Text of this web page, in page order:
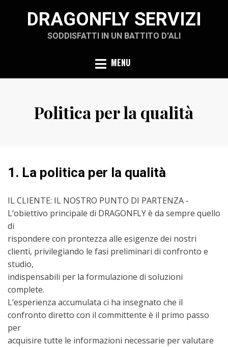
DRAGONFLY SERVIZI
SODDISFATTI IN UN BATTITO D'ALI
MENU
Politica per la qualità
1. La politica per la qualità
IL CLIENTE: IL NOSTRO PUNTO DI PARTENZA -
L’obiettivo principale di DRAGONFLY è da sempre quello
di
rispondere con prontezza alle esigenze dei nostri
clienti, privilegiando le fasi preliminari di confronto e
studio,
indispensabili per la formulazione di soluzioni
complete.
L’esperienza accumulata ci ha insegnato che il
confronto diretto con il committente è il primo passo
per
acquisire tutte le informazioni necessarie per valutare